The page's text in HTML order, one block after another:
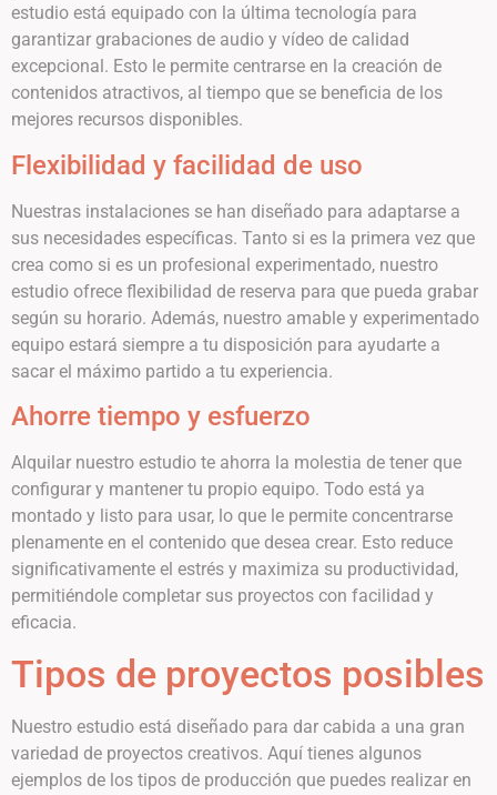
estudio está equipado con la última tecnología para
garantizar grabaciones de audio y vídeo de calidad
excepcional. Esto le permite centrarse en la creación de
contenidos atractivos, al tiempo que se beneficia de los
mejores recursos disponibles.
Flexibilidad y facilidad de uso
Nuestras instalaciones se han diseñado para adaptarse a
sus necesidades específicas. Tanto si es la primera vez que
crea como si es un profesional experimentado, nuestro
estudio ofrece flexibilidad de reserva para que pueda grabar
según su horario. Además, nuestro amable y experimentado
equipo estará siempre a tu disposición para ayudarte a
sacar el máximo partido a tu experiencia.
Ahorre tiempo y esfuerzo
Alquilar nuestro estudio te ahorra la molestia de tener que
configurar y mantener tu propio equipo. Todo está ya
montado y listo para usar, lo que le permite concentrarse
plenamente en el contenido que desea crear. Esto reduce
significativamente el estrés y maximiza su productividad,
permitiéndole completar sus proyectos con facilidad y
eficacia.
Tipos de proyectos posibles
Nuestro estudio está diseñado para dar cabida a una gran
variedad de proyectos creativos. Aquí tienes algunos
ejemplos de los tipos de producción que puedes realizar en